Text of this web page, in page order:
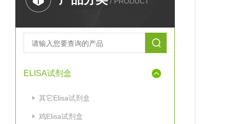
ELISA试剂盒
其它Elisa试剂盒
鸡Elisa试剂盒